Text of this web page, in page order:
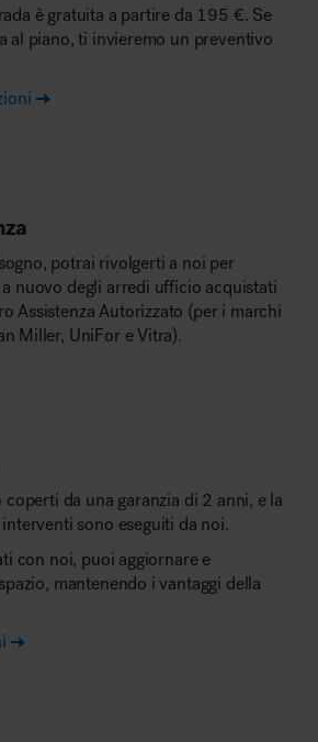
è gratuita a partire da 195 €. Se
al piano, ti invieremo un preventivo
potrai rivolgerti a noi per
nuovo degli arredi ufficio acquistati
Assistenza Autorizzato (per i marchi
Miller, UniFor e Vitra).
da una garanzia di 2 anni, e la
sono eseguiti da noi.
con noi, puoi aggiornare e
mantenendo i vantaggi della